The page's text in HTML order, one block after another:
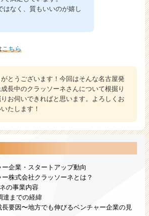
リ
ア
e
r
C
a
r
e
r）
はなく、質もいいのが嬉し
こちら
とうございます！今回はそんな名古屋発
長中のクラッソーネさんについて根掘り
お伺いできればと思います。よろしくお
たします！
企業・スタートアップ動向
株式会社クラッソーネとは？
の事業内容
までの経緯
要因〜地方でも伸びるベンチャー企業の見